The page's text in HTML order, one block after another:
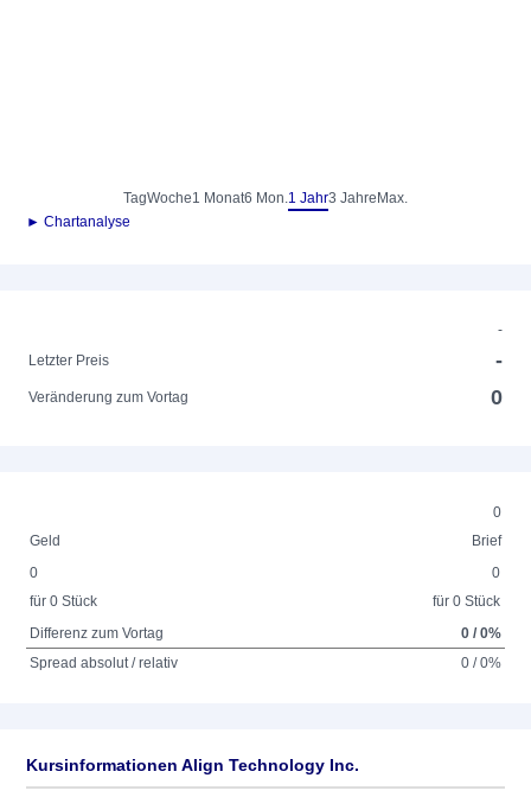
TagWoche1 Monat6 Mon.1 Jahr3 Jahre Max.
► Chartanalyse
-
Letzter Preis
-
Veränderung zum Vortag 0
0
Geld
Brief
0
für 0 Stück
0
für 0 Stück
Differenz zum Vortag
0 / 0%
Spread absolut / relativ
0 / 0%
Kursinformationen Align Technology Inc.